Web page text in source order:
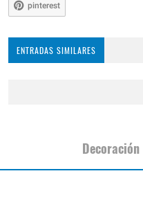
pinterest
ENTRADAS SIMILARES